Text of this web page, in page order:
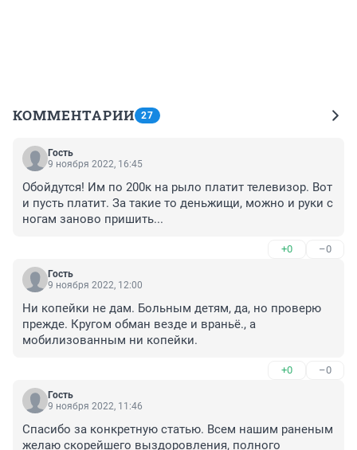
КОММЕНТАРИИ 27
Гость
9 ноября 2022, 16:45
Обойдутся! Им по 200к на рыло платит телевизор. Вот
и пусть платит. За такие то деньжищи, можно и руки с
ногам заново пришить...
+0 –0
Гость
9 ноября 2022, 12:00
Ни копейки не дам. Больным детям, да, но проверю
прежде. Кругом обман везде и враньё., а
мобилизованным ни копейки.
+0 –0
Гость
9 ноября 2022, 11:46
Спасибо за конкретную статью. Всем нашим раненым
желаю скорейшего выздоровления, полного